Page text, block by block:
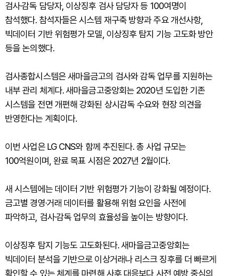
검사·감독 담당자, 이상징후 검사 담당자 등 100여명이
참석했다. 참석자들은 시스템 재구축 방향과 주요 개선사항,
빅데이터 기반 위험평가 모델, 이상징후 탐지 기능 고도화 방안
등을 논의했다.
검사종합시스템은 새마을금고의 검사와 감독 업무를 지원하는
내부 관리 체계다. 새마을금고중앙회는 2020년 도입한 기존
시스템을 전면 개편해 강화된 상시감독 수요와 현장 의견을
반영한다는 계획이다.
이번 사업은 LG CNS와 함께 추진된다. 총 사업 규모는
100억원이며, 완료 목표 시점은 2027년 2월이다.
새 시스템에는 데이터 기반 위험평가 기능이 강화될 예정이다.
금고별 경영·거래 데이터를 활용해 위험 요인을 사전에
파악하고, 검사·감독 업무의 효율성을 높이는 방향이다.
이상징후 탐지 기능도 고도화된다. 새마을금고중앙회는
빅데이터 분석을 기반으로 이상거래나 리스크 징후를 더 빠르게
확인할 수 있는 체계를 마련해 사후 대응보다 사전 예방 중심의